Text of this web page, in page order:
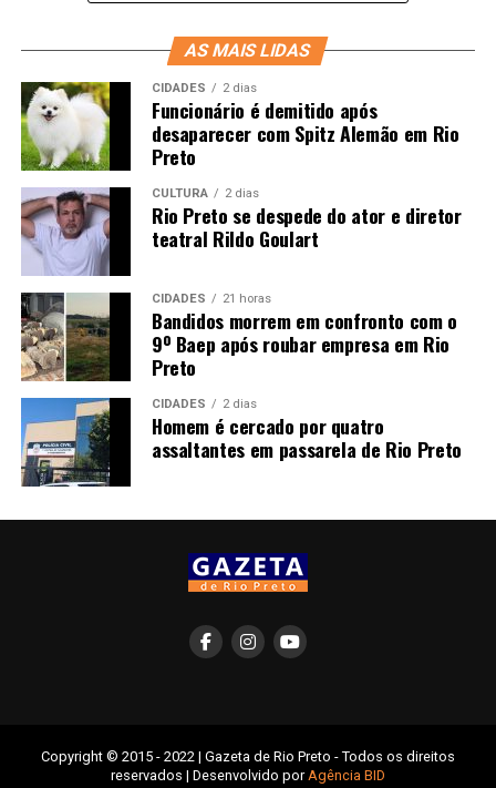
AS MAIS LIDAS
CIDADES 2 dias
Funcionário é demitido após
desaparecer com Spitz Alemão em Rio
Preto
CULTURA 2 dias
Rio Preto se despede do ator e diretor
teatral Rildo Goulart
CIDADES 21 horas
Bandidos morrem em confronto com o
9º Baep após roubar empresa em Rio
Preto
CIDADES 2 dias
Homem é cercado por quatro
assaltantes em passarela de Rio Preto
Copyright © 2015 - 2022 | Gazeta de Rio Preto - Todos os direitos
reservados | Desenvolvido porAgência BID